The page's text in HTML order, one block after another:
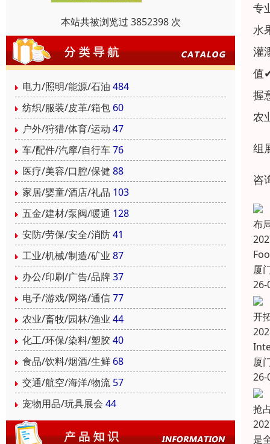
本站共被浏览过 3852398 次
电力/照明/能源/石油 484
纺织/服装/皮革/箱包 60
户外/狩猎/体育/运动 47
车/配件/汽摩/自行车76
医疗/美容/口腔/保健 88
家居/婴童/酒店/礼品 103
五金/建材/泵阀/暖通 128
安防/劳保/安全/消防41
工业/机械/制造/矿业 87
办公/印刷/广告/品牌37
电子/游戏/网络/通信77
农业/畜牧/园林/渔业 44
化工/环保/染料/塑胶40
食品/饮料/烟酒/生鲜 68
交通/航空/海洋/物流 57
宠物用品/玩具展会 44
专
水
灌
值
握
农
组
咨
布
厦
26-
开
厦
26-
抢
是